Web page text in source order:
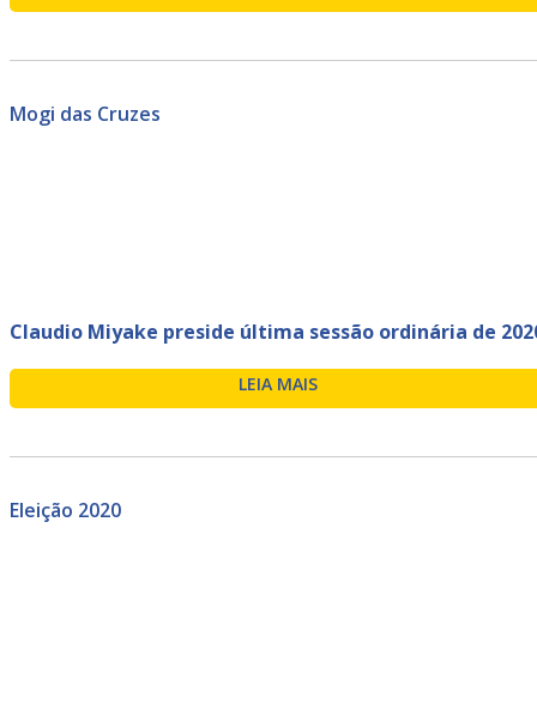
Mogi das Cruzes
Claudio Miyake preside última sessão ordinária de
LEIA MAIS
Eleição 2020